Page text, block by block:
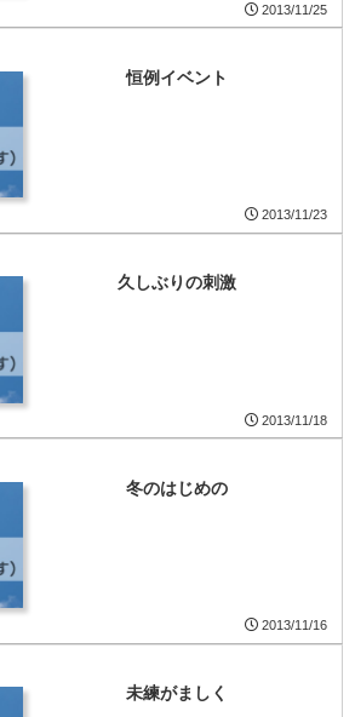
2013/11/25
恒例イベント
2013/11/23
久しぶりの刺激
2013/11/18
冬のはじめの
2013/11/16
未練がましく